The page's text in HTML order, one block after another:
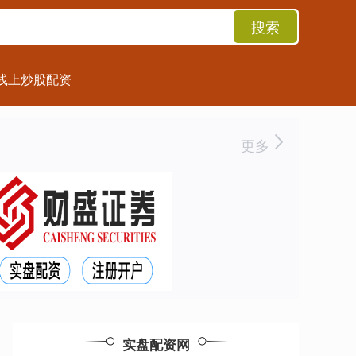
搜索
上炒股配资
更多
实盘配资网